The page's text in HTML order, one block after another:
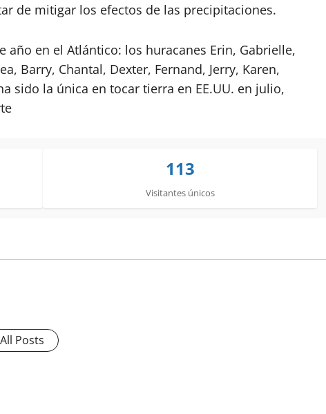
de mitigar los efectos de las precipitaciones.
año en el Atlántico: los huracanes Erin, Gabrielle,
Barry, Chantal, Dexter, Fernand, Jerry, Karen,
sido la única en tocar tierra en EE.UU. en julio,
113
Visitantes únicos
Posts